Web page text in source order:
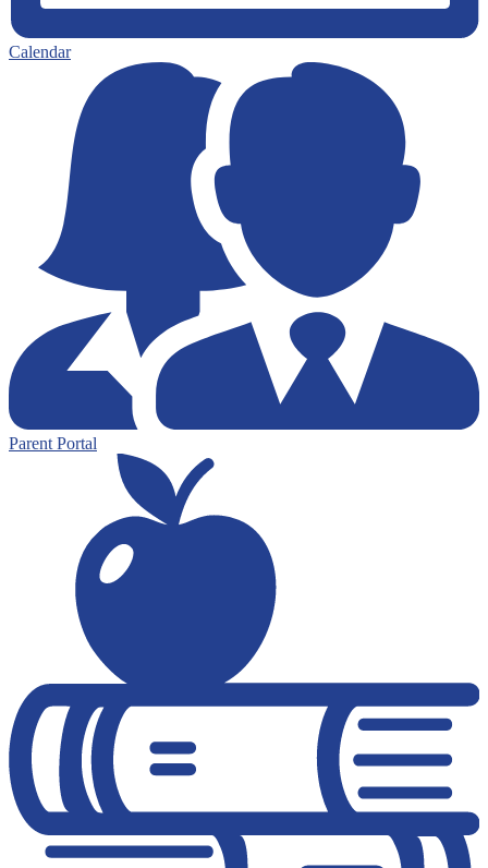
Calendar
Parent Portal